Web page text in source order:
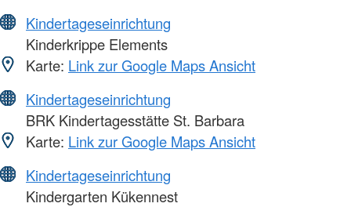
Kindertageseinrichtung
Kinderkrippe Elements
Karte: Link zur Google Maps Ansicht
Kindertageseinrichtung
BRK Kindertagesstätte St. Barbara
Karte: Link zur Google Maps Ansicht
Kindertageseinrichtung
Kindergarten Kükennest